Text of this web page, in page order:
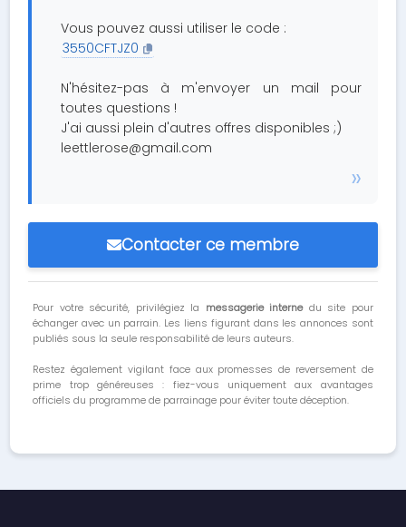
Vous pouvez aussi utiliser le code :
3550CFTJZ0
N'hésitez-pas à m'envoyer un mail pour
toutes questions !
J'ai aussi plein d'autres offres disponibles ;)
leettlerose@gmail.com
Contacter ce membre
Pour votre sécurité, privilégiez la messagerie internedu site pour
échanger avec un parrain. Les liens figurant dans les annonces sont
publiés sous la seule responsabilité de leurs auteurs.
Restez également vigilant face aux promesses de reversement de
prime trop généreuses : fiez-vous uniquement aux avantages
officiels du programme de parrainage pour éviter toute déception.